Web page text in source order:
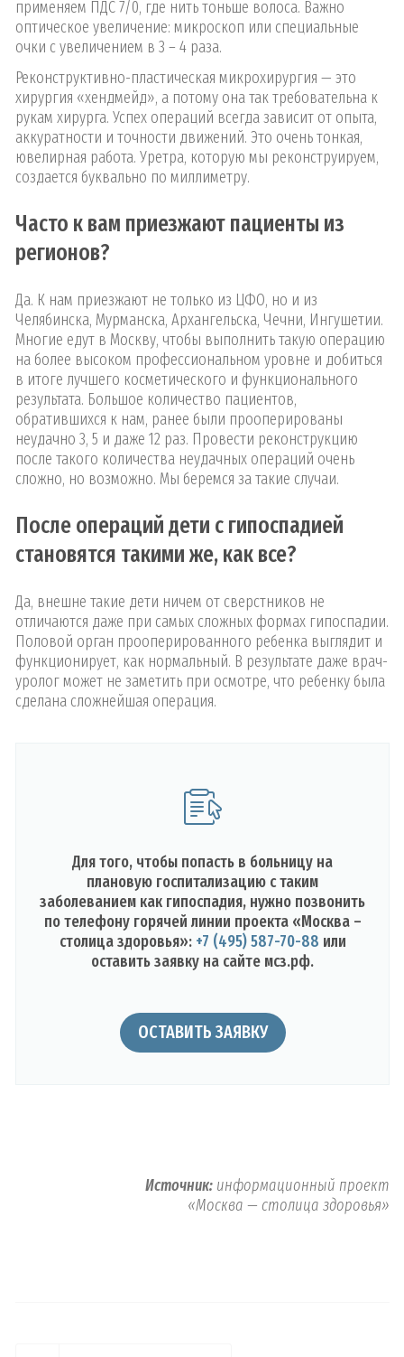
применяем ПДС 7/0, где нить тоньше волоса. Важно
оптическое увеличение: микроскоп или специальные
очки с увеличением в 3 – 4 раза.
Реконструктивно-пластическая микрохирургия — это
хирургия «хендмейд», а потому она так требовательна к
рукам хирурга. Успех операций всегда зависит от опыта,
аккуратности и точности движений. Это очень тонкая,
ювелирная работа. Уретра, которую мы реконструируем,
создается буквально по миллиметру.
Часто к вам приезжают пациенты из
регионов?
Да. К нам приезжают не только из ЦФО, но и из
Челябинска, Мурманска, Архангельска, Чечни, Ингушетии.
Многие едут в Москву, чтобы выполнить такую операцию
на более высоком профессиональном уровне и добиться
в итоге лучшего косметического и функционального
результата. Большое количество пациентов,
обратившихся к нам, ранее были прооперированы
неудачно 3, 5 и даже 12 раз. Провести реконструкцию
после такого количества неудачных операций очень
сложно, но возможно. Мы беремся за такие случаи.
После операций дети с гипоспадией
становятся такими же, как все?
Да, внешне такие дети ничем от сверстников не
отличаются даже при самых сложных формах гипоспадии.
Половой орган прооперированного ребенка выглядит и
функционирует, как нормальный. В результате даже врач-
уролог может не заметить при осмотре, что ребенку была
сделана сложнейшая операция.
Для того, чтобы попасть в больницу на
плановую госпитализацию с таким
заболеванием как гипоспадия, нужно позвонить
по телефону горячей линии проекта «Москва –
столица здоровья»: +7 (495) 587-70-88 или
оставить заявку на сайте мсз.рф.
ОСТАВИТЬ ЗАЯВКУ
Источник: информационный проект
«Москва — столица здоровья»